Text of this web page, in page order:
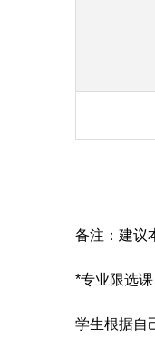
备注：建议
*专业限选
学生根据自